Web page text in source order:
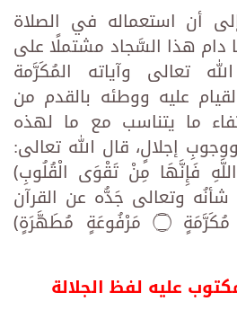
إلى أن استعماله في الصلاة
دام هذا السَّجاد مشتملًا على
تعالى وآياته المُكَرَّمة
عليه ووطئه بالقدم من
ما يتناسب مع ما لهذه
إجلالٍ، قال الله تعالى:
فَإِنَّهَا مِنْ تَقْوَى الْقُلُوبِ﴾
جَلَّ شأنُه وتعالى جَدُّه عن القرآن
الكريم: ﴿فِي صُحُفٍ مُكَرَّمَةٍ ۝ مَرْفُوعَةٍ مُطَهَّرَةٍ﴾
عليه لفظ الجلالة